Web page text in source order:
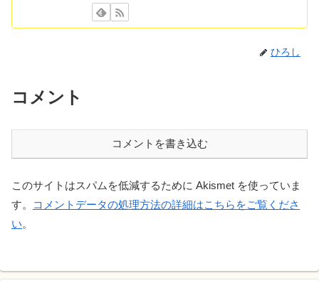
ひろし
コメント
コメントを書き込む
このサイトはスパムを低減するために Akismet を使っていま
す。
コメントデータの処理方法の詳細はこちらをご覧くださ
い。